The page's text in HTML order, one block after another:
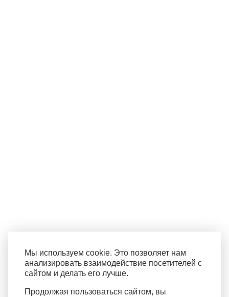
Мы используем cookie. Это позволяет нам
анализировать взаимодействие посетителей с
сайтом и делать его лучше.
Продолжая пользоваться сайтом, вы